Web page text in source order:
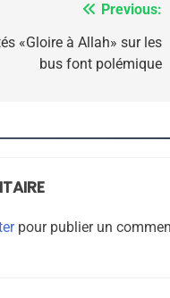
Previous:
«Gloire à Allah» sur les
bus font polémique
pour publier un
NOUS